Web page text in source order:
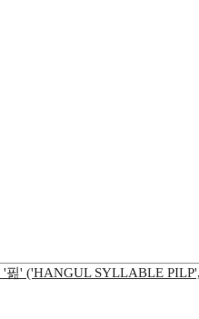
'핊' ('HANGUL SYLLABLE